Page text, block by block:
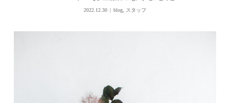
2022.12.30 blog, スタッフ